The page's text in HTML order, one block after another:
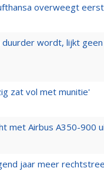
overweegt
wordt, lijkt
zat vol met munitie'
met Airbus A350-900
jaar meer